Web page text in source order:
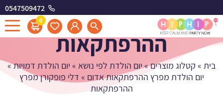
0547509472
0
דלי פופקורן מפרץ
ההרפתקאות
בית » קטלוג מוצרים»יום הולדת לפי נושא » יום הולדת דמויות»
יום הולדת מפרץ ההרפתקאות אדום » דלי פופקורן מפרץ
ההרפתקאות